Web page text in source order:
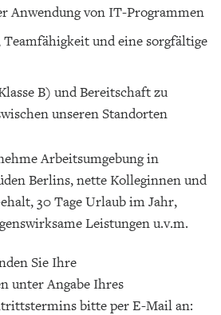
Anwendung von IT-Programmen
Teamfähigkeit und eine sorgfältige
B) und Bereitschaft zu
unseren Standorten
Arbeitsumgebung in
Berlins, nette Kolleginnen und
30 Tage Urlaub im Jahr,
Leistungen u.v.m.
Sie Ihre
unter Angabe Ihres
bitte per E-Mail an: